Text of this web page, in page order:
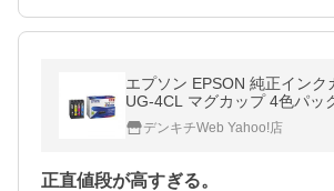
エプソン EPSON 純正インク
UG-4CL マグカップ 4色パッ
L〉 デンキチWeb Yahoo!店
正直値段が高すぎる。